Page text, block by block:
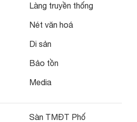
Làng truyền thống
Nét văn hoá
Di sản
Bảo tồn
Media
Sàn TMĐT Phố